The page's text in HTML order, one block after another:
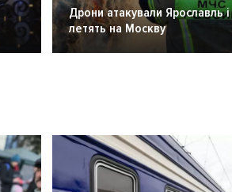
Дрони атакували Ярославль і
летять на Москву